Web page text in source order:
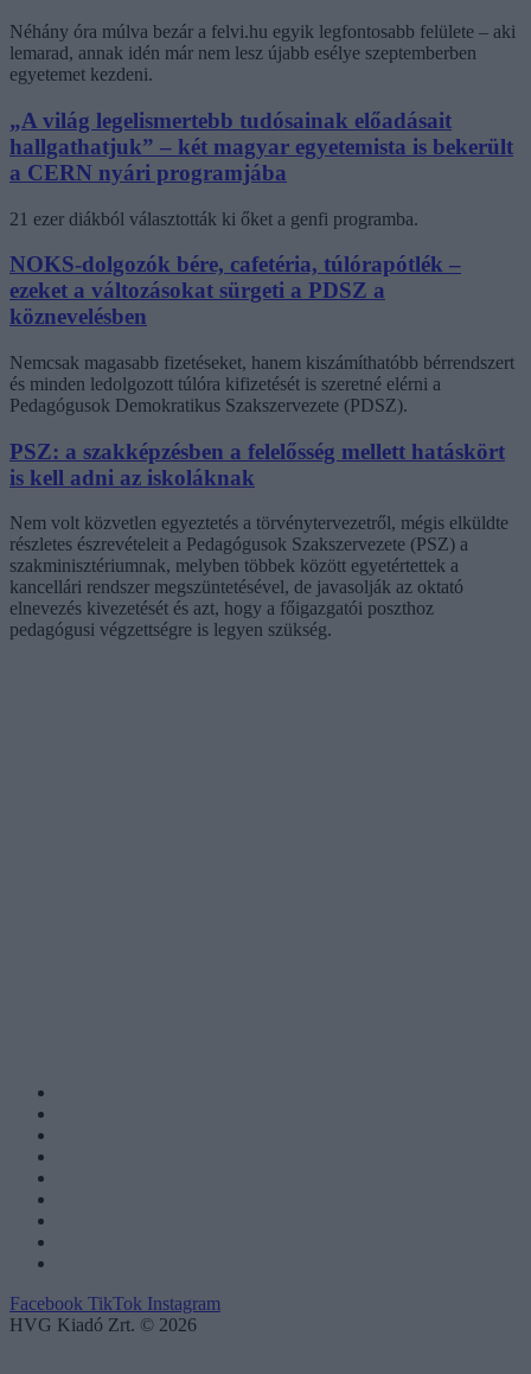
Néhány óra múlva bezár a felvi.hu egyik legfontosabb felülete – aki
lemarad, annak idén már nem lesz újabb esélye szeptemberben
egyetemet kezdeni.
„A világ legelismertebb tudósainak előadásait
hallgathatjuk” – két magyar egyetemista is bekerült
a CERN nyári programjába
21 ezer diákból választották ki őket a genfi programba.
NOKS-dolgozók bére, cafetéria, túlórapótlék –
ezeket a változásokat sürgeti a PDSZ a
köznevelésben
Nemcsak magasabb fizetéseket, hanem kiszámíthatóbb bérrendszert
és minden ledolgozott túlóra kifizetését is szeretné elérni a
Pedagógusok Demokratikus Szakszervezete (PDSZ).
PSZ: a szakképzésben a felelősség mellett hatáskört
is kell adni az iskoláknak
Nem volt közvetlen egyeztetés a törvénytervezetről, mégis elküldte
részletes észrevételeit a Pedagógusok Szakszervezete (PSZ) a
szakminisztériumnak, melyben többek között egyetértettek a
kancellári rendszer megszüntetésével, de javasolják az oktató
elnevezés kivezetését és azt, hogy a főigazgatói poszthoz
pedagógusi végzettségre is legyen szükség.
Facebook TikTok Instagram
HVG Kiadó Zrt. © 2026